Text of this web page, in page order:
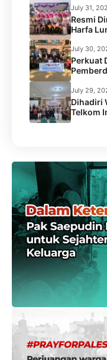
Pohon
July 31,
Resmi
Harfa
SEGA
Serang
July 30,
Perkuat
Caritas
Gelar
July 29,
Dihadiri
Telkom
Gelar